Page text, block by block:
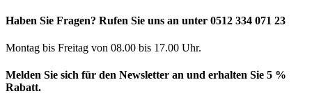
Haben Sie Fragen? Rufen Sie uns an unter 0512 334 071 23
Montag bis Freitag von 08.00 bis 17.00 Uhr.
Melden Sie sich für den Newsletter an und erhalten Sie 5 %
Rabatt.